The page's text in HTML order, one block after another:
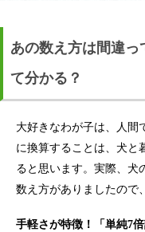
あの数え方は間違っ
て分かる？
大好きなわが子は、人
に換算することは、犬と
ると思います。実際、犬
数え方がありましたので
手軽さが特徴！「単純7倍